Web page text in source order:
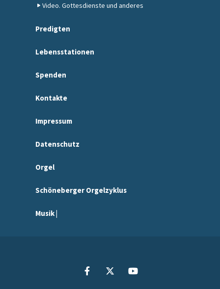
Video. Gottesdienste und anderes
Predigten
Lebensstationen
Spenden
Kontakte
Impressum
Datenschutz
Orgel
Schöneberger Orgelzyklus
Musik |